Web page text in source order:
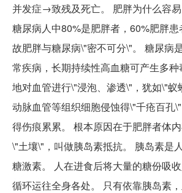
并发症→致残及死亡。 肥胖为什么容
糖尿病人中80%是肥胖者，60%肥胖患
故肥胖与糖尿病\"密不可分\"。 糖尿病
常疾病，长期持续性高血糖可产生多
地对血管进行\"浸泡、渗透\"，犹如\"
动脉血管等组织细胞侵蚀得\"千疮百孔
得伤痕累累。 根本原因在于肥胖者体
\"土壤\"，叫做胰岛素抵抗。 胰岛素是
糖激素。 人在进食后将大量的糖份吸
循环运往全身各处。 只有依靠胰岛素